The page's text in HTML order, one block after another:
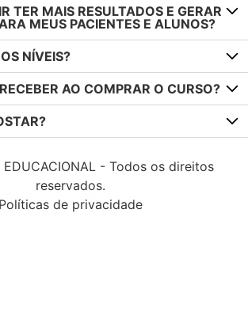
TER MAIS RESULTADOS E GERAR
MEUS PACIENTES E ALUNOS?
NÍVEIS?
AO COMPRAR O CURSO?
EDUCACIONAL - Todos os direitos
reservados.
Políticas de privacidade